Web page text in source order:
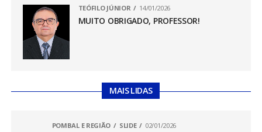
TEÓFILO JÚNIOR 14/01/2026
MUITO OBRIGADO, PROFESSOR!
MAIS LIDAS
POMBAL E REGIÃO SLIDE 02/01/2026